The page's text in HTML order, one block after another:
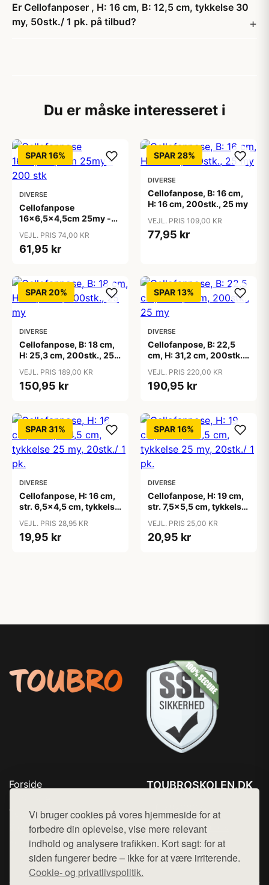
Vi bruger cookies på vores hjemmeside for at
forbedre din oplevelse, vise mere relevant
indhold og analysere trafikken. Kort sagt: for at
siden fungerer bedre – ikke for at være irriterende.
Cookie- og privatlivspolitik.
Er Cellofanposer , H: 16 cm, B: 12,5 cm, tykkelse 30
my, 50stk./ 1 pk. på tilbud?
Du er måske interesseret i
SPAR 16%
DIVERSE
Cellofanpose
16x6,5x4,5cm 25my -
VEJL. PRIS 74,00 KR
61,95 kr
SPAR 28%
DIVERSE
Cellofanpose, B: 16 cm,
H: 16 cm, 200stk., 25 my
VEJL. PRIS 109,00 KR
77,95 kr
SPAR 20%
DIVERSE
Cellofanpose, B: 18 cm,
H: 25,3 cm, 200stk., 25
VEJL. PRIS 189,00 KR
150,95 kr
SPAR 13%
DIVERSE
Cellofanpose, B: 22,5
cm, H: 31,2 cm, 200stk.,
VEJL. PRIS 220,00 KR
190,95 kr
SPAR 31%
DIVERSE
Cellofanpose, H: 16 cm,
str. 6,5x4,5 cm, tykkelse
VEJL. PRIS 28,95 KR
19,95 kr
SPAR 16%
DIVERSE
Cellofanpose, H: 19 cm,
str. 7,5x5,5 cm, tykkelse
VEJL. PRIS 25,00 KR
20,95 kr
Forside
Top Rabatter
Blog
Kontakt
TOUBROSKOLEN.DK
Mail: hej@want.dk
Cookie- og privatlivspolitik